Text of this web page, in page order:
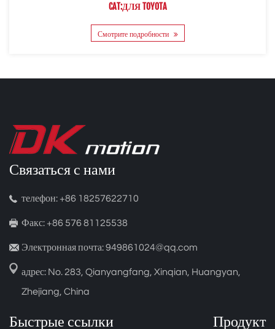
CAT:ДЛЯ TOYOTA
Смотрите подробности
Связаться с нами
телефон: +86 18257622710
Факс: +86 576 81125538
Электронная почта: 949861024@qq.com
адрес: No. 283, Qianyangfang, Xinqian, Huangyan,
Zhejiang, China
Быстрые ссылки Продукт